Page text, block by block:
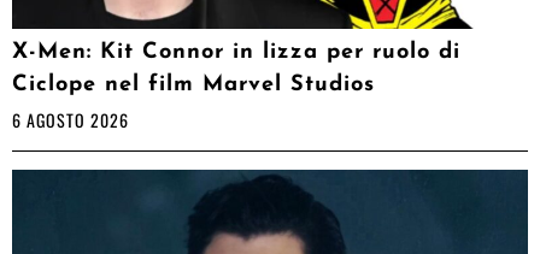
X-Men: Kit Connor in lizza per ruolo di
Ciclope nel film Marvel Studios
6 AGOSTO 2026